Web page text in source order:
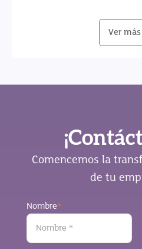
Ver más
Comencemos la
de tu
Nombre*